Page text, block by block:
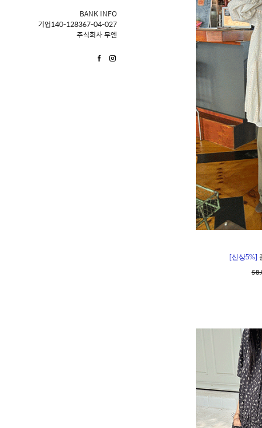
BANK INFO
기업140-128367-04-027
주식회사 무엔
[신상5%]